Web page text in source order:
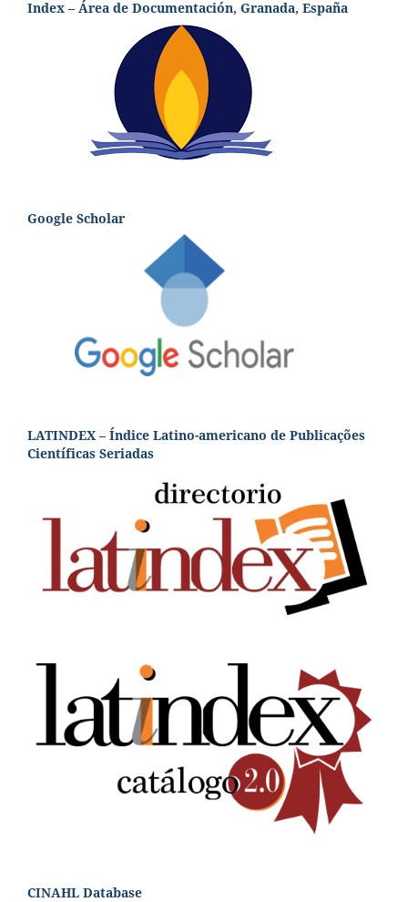
Index – Área de Documentación, Granada, España
Google Scholar
LATINDEX – Índice Latino-americano de Publicações
Científicas Seriadas
CINAHL Database